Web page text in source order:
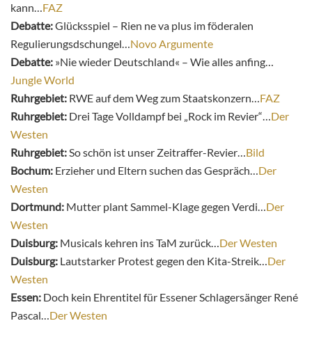
kann…FAZ
Debatte:Glücksspiel – Rien ne va plus im föderalen
Regulierungsdschungel…Novo Argumente
Debatte: »Nie wieder Deutschland« – Wie alles anfing…
Jungle World
Ruhrgebiet: RWE auf dem Weg zum Staatskonzern…FAZ
Ruhrgebiet: Drei Tage Volldampf bei „Rock im Revier“…Der
Westen
Ruhrgebiet:So schön ist unser Zeitraffer-Revier…Bild
Bochum: Erzieher und Eltern suchen das Gespräch…Der
Westen
Dortmund: Mutter plant Sammel-Klage gegen Verdi…Der
Westen
Duisburg: Musicals kehren ins TaM zurück…Der Westen
Duisburg: Lautstarker Protest gegen den Kita-Streik…Der
Westen
Essen: Doch kein Ehrentitel für Essener Schlagersänger René
Pascal…Der Westen